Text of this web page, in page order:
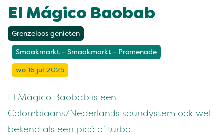
El Mágico Baobab
Grenzeloos genieten
Smaakmarkt - Smaakmarkt - Promenade
wo 16 jul 2025
El Mágico Baobab is een
Colombiaans/Nederlands soundystem ook wel
bekend als een picó of turbo.